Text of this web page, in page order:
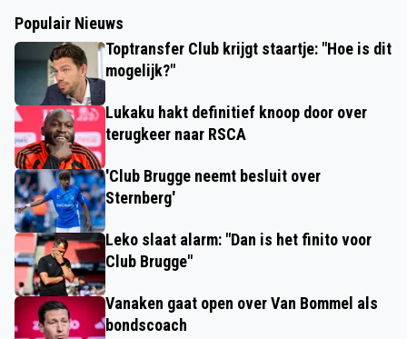
Populair Nieuws
Toptransfer Club krijgt staartje: "Hoe is dit
mogelijk?"
Lukaku hakt definitief knoop door over
terugkeer naar RSCA
'Club Brugge neemt besluit over
Sternberg'
Leko slaat alarm: "Dan is het finito voor
Club Brugge"
Vanaken gaat open over Van Bommel als
bondscoach